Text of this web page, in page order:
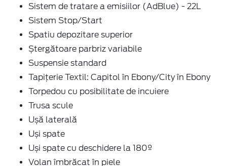
Sistem de tratare a emisiilor (AdBlue) - 22L
Sistem Stop/Start
Spatiu depozitare superior
Ștergătoare parbriz variabile
Suspensie standard
Tapițerie Textil: Capitol în Ebony/City în Ebony
Torpedou cu posibilitate de incuiere
Trusa scule
Ușă laterală
Uși spate
Uși spate cu deschidere la 180º
Volan îmbrăcat în piele